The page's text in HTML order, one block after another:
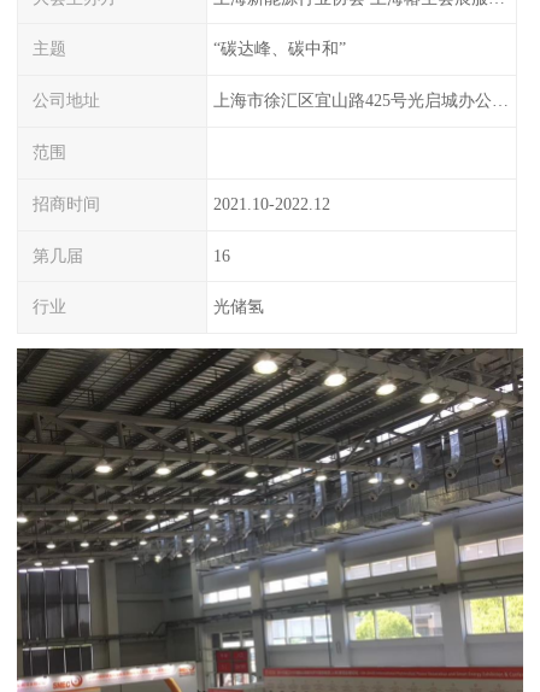
主题 “碳达峰、碳中和”
公司地址 上海市徐汇区宜山路425号光启城办公楼905室
范围
招商时间 2021.10-2022.12
第几届 16
行业 光储氢